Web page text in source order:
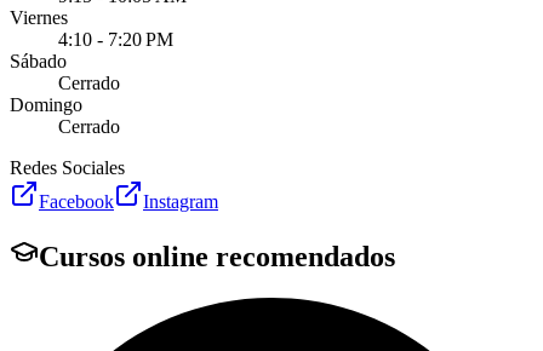
Viernes
4:10 - 7:20 PM
Sábado
Cerrado
Domingo
Cerrado
Redes Sociales
Facebook
Instagram
Cursos online recomendados